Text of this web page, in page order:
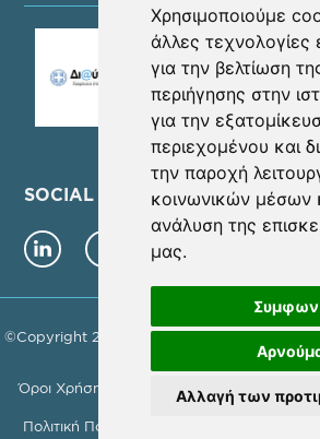
Χρησιμοποιούμε
άλλες τεχνολογίες
για την βελτίωση
περιήγησης στην
για την
περιεχομένου και
την παροχή
κοινωνικών μέσων
ανάλυση της
μας.
Αλλαγή των
SOCIAL MEDIA
©Copyright 2026 - ΝΕΑ ΜΗΤΡΟΠΟΛΙΤΙΚΗ
157785801000
Όροι Χρήσης
Πολιτική Προστασίας
Πολιτική Ποιότητας